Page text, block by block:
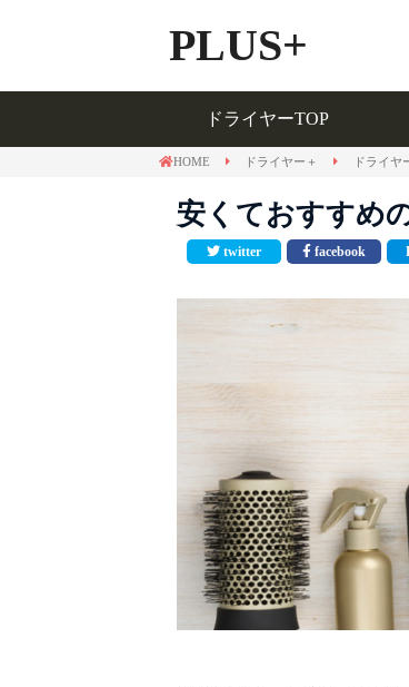
PLUS+
ドライヤーTOP
ドライヤーTOP
HOME ドライヤー＋ ドライヤ
安くておすすめ